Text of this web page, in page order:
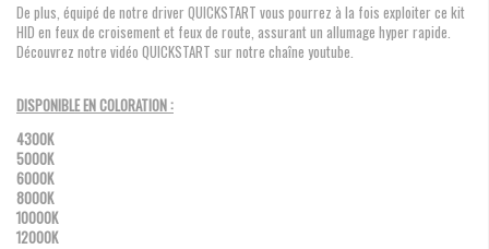
De plus, équipé de notre driver QUICKSTART vous pourrez à la fois exploiter ce kit
HID en feux de croisement et feux de route, assurant un allumage hyper rapide.
Découvrez notre vidéo QUICKSTART sur notre chaîne youtube.
DISPONIBLE EN COLORATION :
4300K
5000K
6000K
8000K
10000K
12000K